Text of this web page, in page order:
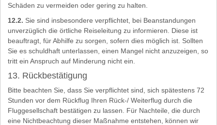
Schäden zu vermeiden oder gering zu halten.
12.2. Sie sind insbesondere verpflichtet, bei Beanstandungen
unverzüglich die örtliche Reiseleitung zu informieren. Diese ist
beauftragt, für Abhilfe zu sorgen, sofern dies möglich ist. Sollten
Sie es schuldhaft unterlassen, einen Mangel nicht anzuzeigen, so
tritt ein Anspruch auf Minderung nicht ein.
13. Rückbestätigung
Bitte beachten Sie, dass Sie verpflichtet sind, sich spätestens 72
Stunden vor dem Rückflug Ihren Rück-/ Weiterflug durch die
Fluggesellschaft bestätigen zu lassen. Für Nachteile, die durch
eine Nichtbeachtung dieser Maßnahme entstehen, können wir